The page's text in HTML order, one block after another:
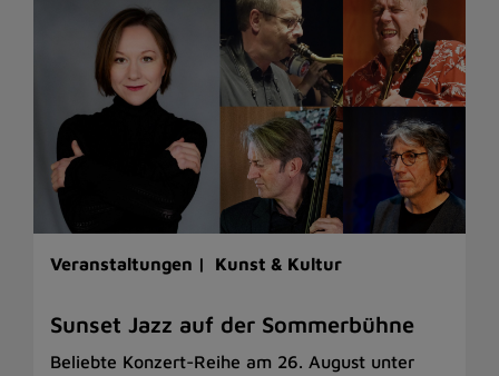
Veranstaltungen | Kunst & Kultur
Sunset Jazz auf der Sommerbühne
Beliebte Konzert-Reihe am 26. August unter